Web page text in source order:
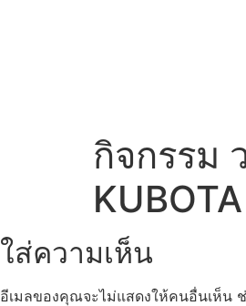
กิจกรรม
ใส่ความเห็น
อีเมลของคุณจะไม่แสดงให้คนอื่นเห็น